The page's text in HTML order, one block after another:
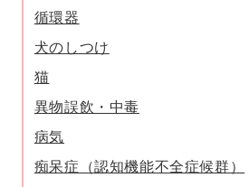
循環器
犬のしつけ
猫
異物誤飲・中毒
病気
痴呆症（認知機能不全症候群）